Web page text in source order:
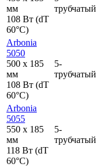
мм
108 Вт (dT
60°C)
трубчатый
Arbonia
5050
500 x 185
мм
108 Вт (dT
60°C)
5-
трубчатый
Arbonia
5055
550 x 185
мм
118 Вт (dT
60°C)
5-
трубчатый